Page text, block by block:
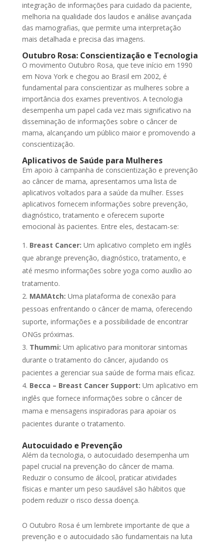
integração de informações para cuidado da paciente,
melhoria na qualidade dos laudos e análise avançada
das mamografias, que permite uma interpretação
mais detalhada e precisa das imagens.
Outubro Rosa: Conscientização e Tecnologia
O movimento Outubro Rosa, que teve início em 1990
em Nova York e chegou ao Brasil em 2002, é
fundamental para conscientizar as mulheres sobre a
importância dos exames preventivos. A tecnologia
desempenha um papel cada vez mais significativo na
disseminação de informações sobre o câncer de
mama, alcançando um público maior e promovendo a
conscientização.
Aplicativos de Saúde para Mulheres
Em apoio à campanha de conscientização e prevenção
ao câncer de mama, apresentamos uma lista de
aplicativos voltados para a saúde da mulher. Esses
aplicativos fornecem informações sobre prevenção,
diagnóstico, tratamento e oferecem suporte
emocional às pacientes. Entre eles, destacam-se:
Breast Cancer: Um aplicativo completo em inglês
que abrange prevenção, diagnóstico, tratamento, e
até mesmo informações sobre yoga como auxílio ao
tratamento.
MAMAtch: Uma plataforma de conexão para
pessoas enfrentando o câncer de mama, oferecendo
suporte, informações e a possibilidade de encontrar
ONGs próximas.
Thummi: Um aplicativo para monitorar sintomas
durante o tratamento do câncer, ajudando os
pacientes a gerenciar sua saúde de forma mais eficaz.
Becca – Breast Cancer Support: Um aplicativo em
inglês que fornece informações sobre o câncer de
mama e mensagens inspiradoras para apoiar os
pacientes durante o tratamento.
Autocuidado e Prevenção
Além da tecnologia, o autocuidado desempenha um
papel crucial na prevenção do câncer de mama.
Reduzir o consumo de álcool, praticar atividades
físicas e manter um peso saudável são hábitos que
podem reduzir o risco dessa doença.
O Outubro Rosa é um lembrete importante de que a
prevenção e o autocuidado são fundamentais na luta